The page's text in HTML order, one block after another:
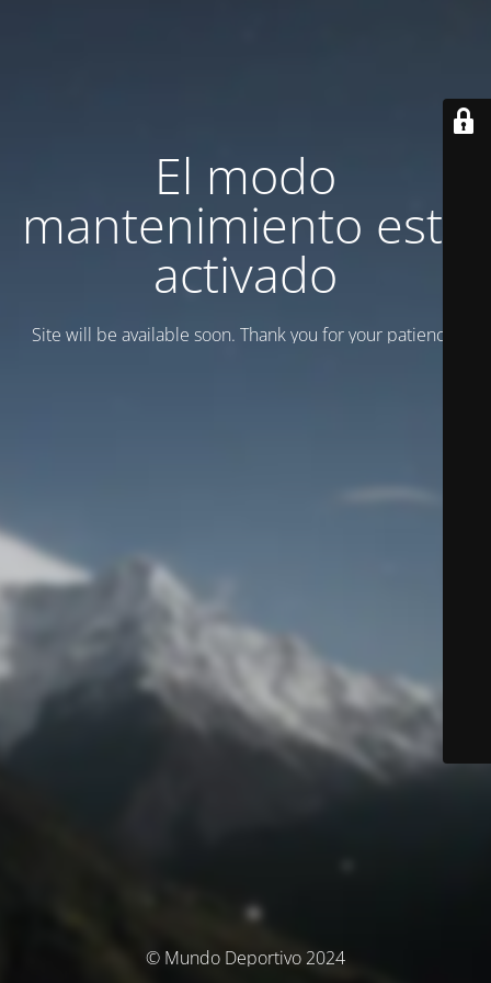
El modo
mantenimiento está
activado
Site will be available soon. Thank you for your patience!
© Mundo Deportivo 2024